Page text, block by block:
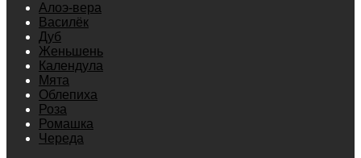
Алоэ-вера
Василёк
Дуб
Женьшень
Календула
Мята
Облепиха
Роза
Ромашка
Череда